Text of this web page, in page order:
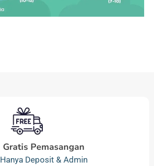
Gratis Pemasangan
Hanya Deposit & Admin